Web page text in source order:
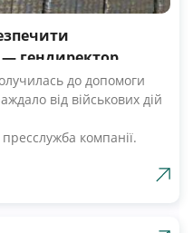
до допомоги
від військових дій
компанії.
героїчно стримують